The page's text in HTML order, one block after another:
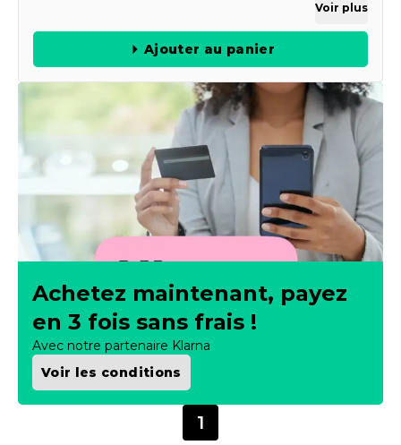
Voir plus
Ajouter au panier
Achetez maintenant, payez
en 3 fois sans frais !
Avec notre partenaire Klarna
Voir les conditions
1